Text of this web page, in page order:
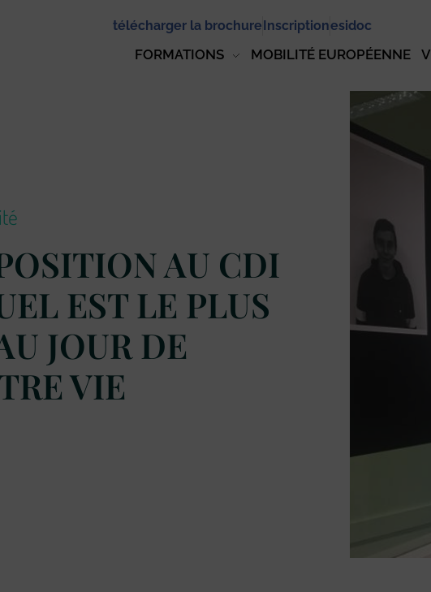
télécharger la brochureInscriptionesidoc
FORMATIONS MOBILITÉ EUROPÉENNE
AU CDI
EST LE PLUS
JOUR DE
VIE